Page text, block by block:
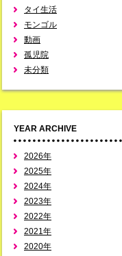
タイ生活
モンゴル
動画
孤児院
未分類
YEAR ARCHIVE
2026年
2025年
2024年
2023年
2022年
2021年
2020年